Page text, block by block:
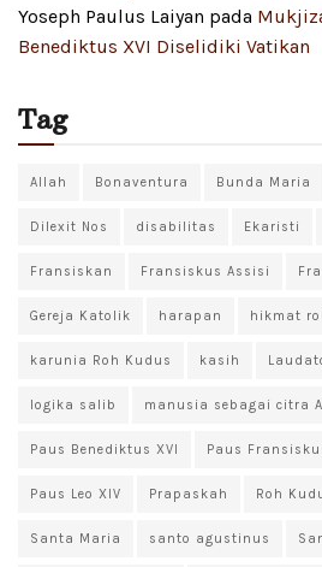
Yoseph Paulus Laiyan pada
Benediktus XVI Diselidiki Vatikan
Tag
Allah Bonaventura Bunda Maria
Dilexit Nos disabilitas Ekaristi
Fransiskan Fransiskus Assisi
Gereja Katolik harapan hikmat
karunia Roh Kudus kasih
logika salib manusia sebagai citra
Paus Benediktus XVI Paus
Paus Leo XIV Prapaskah Roh
Santa Maria santo agustinus